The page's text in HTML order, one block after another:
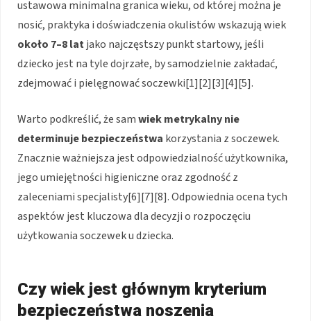
ustawowa minimalna granica wieku, od której można je
nosić, praktyka i doświadczenia okulistów wskazują wiek
około 7–8 latjako najczęstszy punkt startowy, jeśli
dziecko jest na tyle dojrzałe, by samodzielnie zakładać,
zdejmować i pielęgnować soczewki[1][2][3][4][5].
Warto podkreślić, że samwiek metrykalny nie
determinuje bezpieczeństwa korzystania z soczewek.
Znacznie ważniejsza jest odpowiedzialność użytkownika,
jego umiejętności higieniczne oraz zgodność z
zaleceniami specjalisty[6][7][8]. Odpowiednia ocena tych
aspektów jest kluczowa dla decyzji o rozpoczęciu
użytkowania soczewek u dziecka.
Czy wiek jest głównym kryterium
bezpieczeństwa noszenia